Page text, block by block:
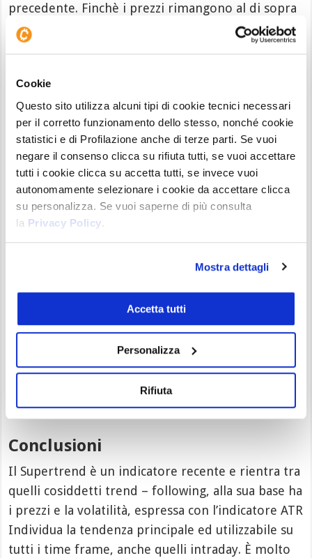
Cookie
Questo sito utilizza alcuni tipi di cookie tecnici necessari
per il corretto funzionamento dello stesso, nonché cookie
statistici e di Profilazione anche di terze parti. Se vuoi
negare il consenso clicca su rifiuta tutti, se vuoi accettare
tutti i cookie clicca su accetta tutti, se invece vuoi
autonomamente selezionare i cookie da accettare clicca
su personalizza. Se vuoi saperne di più consulta
la Privacy Policy.
Mostra dettagli
Accetta tutti
Personalizza
Rifiuta
precedente. Finchè i prezzi rimangono al di sopra
della Banda Inferiore occorre rimanere al rialzo,
nel momento che tagliano al ribasso si chiude la
si chiude con il passaggio del prezzo sopra la linea.
Ovviamente è utilizzabile anche se si sono fatti
ingressi con metodologie operative differenti dal
Supertrend.
Bitcoin – Supertrend come tralling Stop
Nell’esempio grafico su Bitcoin ,siamo entrati
perchè si era formato unhammerin un trend
ribassista, dando un segnale di inversione. Da qui
possiamo usare il Supertrend come tralling – Stop.
Conclusioni
Il Supertrend è un indicatore recente e rientra tra
quelli cosiddetti trend – following, alla sua base ha
i prezzi e la volatilità, espressa con l’indicatore ATR
Individua la tendenza principale ed utilizzabile su
tutti i time frame, anche quelli intraday. È molto